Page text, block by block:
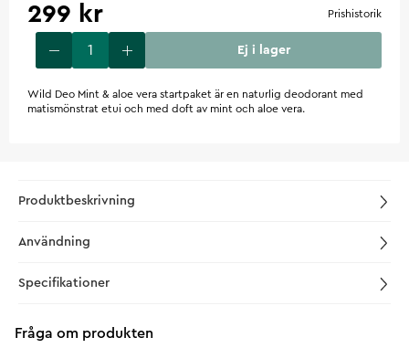
299 kr Prishistorik
Ej i lager
Wild Deo Mint & aloe vera startpaket är en naturlig deodorant med
matismönstrat etui och med doft av mint och aloe vera.
Produktbeskrivning
Användning
Specifikationer
Fråga om produkten